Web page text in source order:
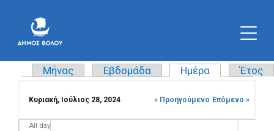
Πρωτεύουσες καρτέλες
Μήνας Εβδομάδα Ημέρα (ενεργήΈτος
Κυριακή, Ιούλιος 28, 2024 « Προηγούμενο Επόμενο »
All day